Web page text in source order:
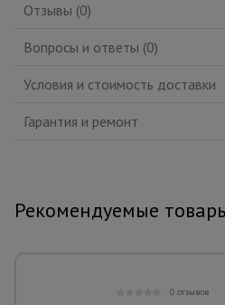
Отзывы (0)
Вопросы и ответы (0)
Условия и стоимость доставки
Гарантия и ремонт
Рекомендуемые
0 отзывов